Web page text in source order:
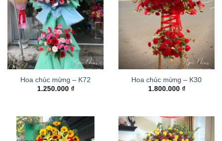
Hoa chúc mừng – K72
1.250.000 ₫
Hoa chúc mừng – K30
1.800.000 ₫